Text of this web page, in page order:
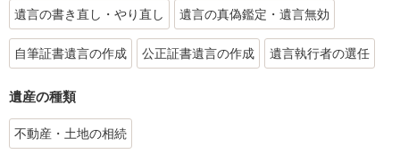
遺言の書き直し・やり直し 遺言の真偽鑑定・遺言無効
自筆証書遺言の作成 公正証書遺言の作成 遺言執行者の選任
遺産の種類
不動産・土地の相続